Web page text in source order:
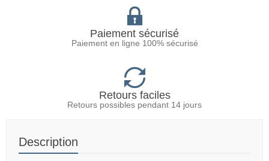
Paiement sécurisé
Paiement en ligne 100% sécurisé
Retours faciles
Retours possibles pendant 14 jours
Description